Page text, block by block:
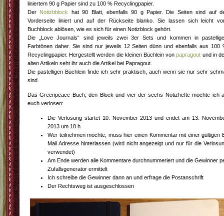
liniertem 90 g Papier sind zu 100 % Recyclingpapier.
Der Notizbblock
hat 90 Blatt, ebenfalls 90 g Papier. Die Seiten sind auf
Vorderseite liniert und auf der Rückseite blanko. Sie lassen sich leicht
Buchblock ablösen, wie es sich für einen Notizblock gehört.
Die „Love Journals“ sind jeweils zwei 3er Sets und kommen in
Farbtönen daher. Sie sind nur jeweils 12 Seiten dünn und ebenfalls aus 100
Recyclingpapier. Hergestellt werden die kleinen Büchlein vonpapragout und in
alten Artikeln seht ihr auch die Artikel bei Papragout.
Die pastelligen Büchlein finde ich sehr praktisch, auch wenn sie nur sehr
sind.
Das Greenpeace Buch, den Block und vier der sechs Notizhefte möchte ich
euch verlosen:
Die Verlosung startet 10. November 2013 und endet am 13.
2013 um 18 h
Wer teilnehmen möchte, muss hier einen Kommentar mit einer gültigen
Mail Adresse hinterlassen (wird nicht angezeigt und nur für die
verwendet)
Am Ende werden alle Kommentare durchnummeriert und die Gewinner
Zufallsgenerator ermittelt
Ich schreibe die Gewinner dann an und erfrage die Postanschrift
Der Rechtsweg ist ausgeschlossen